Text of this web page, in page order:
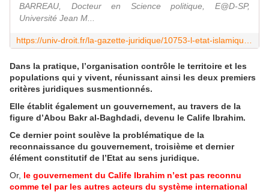
BARREAU, Docteur en Science politique, E@D-SP,
Université Jean M...
Dans la pratique, l’organisation contrôle le territoire et les
populations qui y vivent, réunissant ainsi les deux premiers
critères juridiques susmentionnés.
Elle établit également un gouvernement, au travers de la
figure d’Abou Bakr al-Baghdadi, devenu le Calife Ibrahim.
Ce dernier point soulève la problématique de la
reconnaissance du gouvernement, troisième et dernier
élément constitutif de l’Etat au sens juridique.
Or, le gouvernement du Calife Ibrahim n’est pas reconnu
comme tel par les autres acteurs du système international